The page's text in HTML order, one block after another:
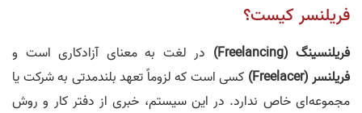
فریلنسر کیست؟
فریلنسینگ (Freelancing)
در لغت به معنای آزادکاری است و
فریلنسر (Freelacer)
کسی است که لزوماً تعهد بلندمدتی به شرکت یا
مجموعه‌ای خاص ندارد. در این سیستم، خبری از دفتر کار و روش